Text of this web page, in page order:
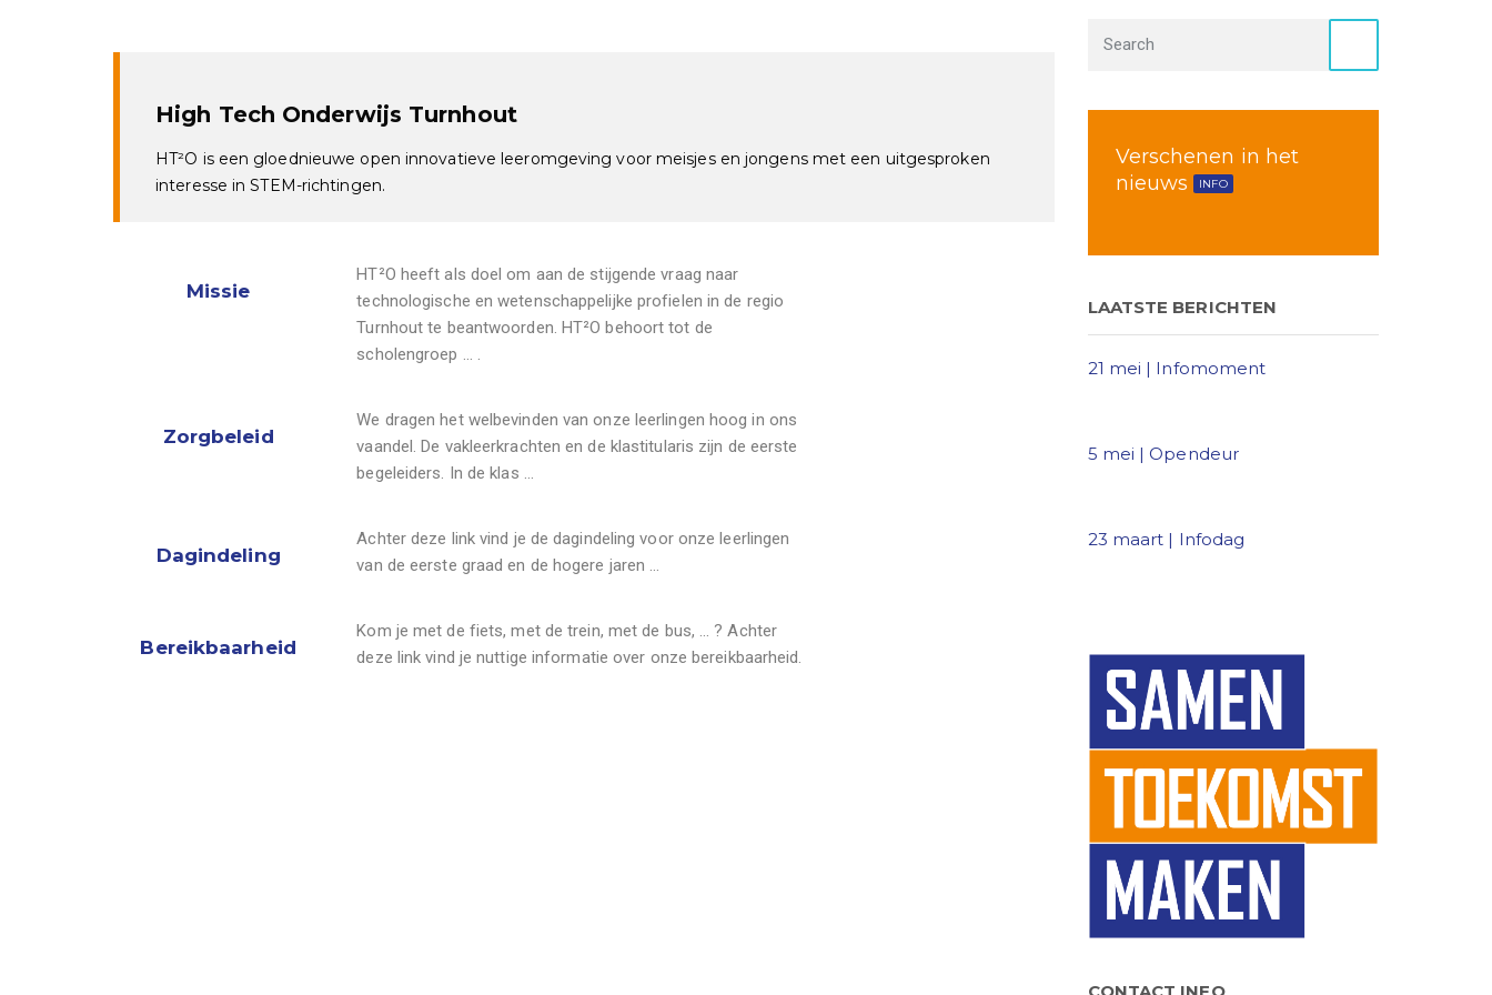
High Tech Onderwijs Turnhout
HT²O is een gloednieuwe open innovatieve leeromgeving voor meisjes en jongens met een uitgesproken
interesse inSTEM-richtingen.
Missie
HT²O heeft als doel om aan de stijgende vraag naar
technologische en wetenschappelijke profielen in de regio
Turnhout te beantwoorden. HT²O behoort tot de
scholengroep … .
Zorgbeleid
We dragen het welbevinden van onze leerlingen hoog in ons
vaandel. De vakleerkrachten en de klastitularis zijn de eerste
begeleiders. In de klas …
Dagindeling
Achter deze link vind je de dagindeling voor onze leerlingen
van de eerste graad en de hogere jaren …
Bereikbaarheid
Kom je met de fiets, met de trein, met de bus, … ? Achter
deze link vind je nuttige informatie over onze bereikbaarheid.
Verschenen in het
nieuws INFO
LAATSTE BERICHTEN
21 mei | Infomoment
5 mei | Opendeur
23 maart | Infodag